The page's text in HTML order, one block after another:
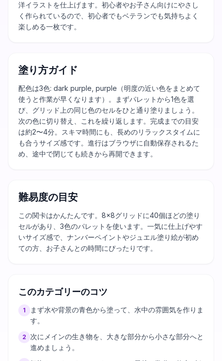
洋イラストを仕上げます。初心者やお子さん向けにやさし
く作られているので、初心者でもベテランでも気持ちよく
楽しめる一枚です。
塗り方ガイド
配色は3色: dark purple, purple（明度の近い色をまとめて
使うと作業が早くなります）。まずパレットから1色を選
び、グリッド上の同じ色のセルをひと通り塗りましょう。
次の色に切り替え、これを繰り返します。完成までの目安
は約2〜4分。スキマ時間にも、長めのリラックスタイムに
も合うサイズ感です。進行はブラウザに自動保存されるた
め、途中で閉じても続きから再開できます。
難易度の目安
この関卡はかんたんです。8×8グリッドに40個ほどの塗り
セルがあり、3色のパレットを使います。一気に仕上げやす
いサイズ感で、ナンバーペイントやジュエル塗り絵が初め
ての方、お子さんとの時間にぴったりです。
このカテゴリーのコツ
1
まず水や背景の青色から塗って、水中の雰囲気を作りま
す。
2
次にメインの生き物を、大きな部分から小さな部分へと
進めましょう。